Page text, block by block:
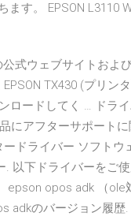
ます。 EPSON
式ウェブサイトお
TX430 (プリン
ロードしてく … ドラ
にアフターサポート
ドライバー ソフトウ
以下ドライバーをご
opos adk （ole
adkのバージョン履